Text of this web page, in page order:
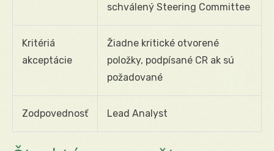
schválený Steering Committee
Kritériá
akceptácie
Žiadne kritické otvorené
položky, podpísané CR ak sú
požadované
Zodpovednosť Lead Analyst